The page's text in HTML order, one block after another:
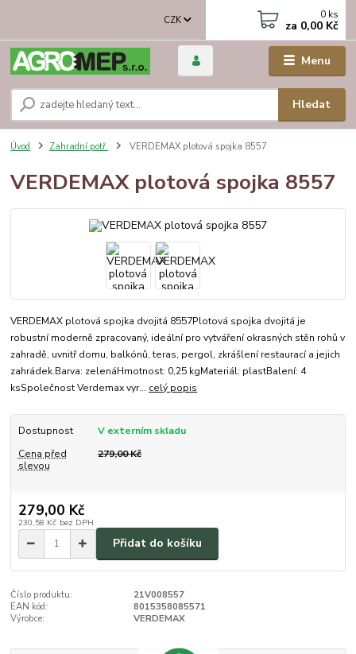
Menu
CZK
Hledat
0 ks
za 0,00 Kč
Úvod Zahradní potř. VERDEMAX plotová spojka 8557
VERDEMAX plotová spojka 8557
VERDEMAX plotová spojka dvojitá 8557Plotová spojka dvojitá je
robustní moderně zpracovaný, ideální pro vytváření okrasných stěn rohů v
zahradě, uvnitř domu, balkónů, teras, pergol, zkrášlení restaurací a jejich
zahrádek.Barva: zelenáHmotnost: 0,25 kgMateriál: plastBalení: 4
ksSpolečnost Verdemax vyr... celý popis
Dostupnost
V externím skladu
Cena před
slevou
279,00 Kč
279,00 Kč
230,58 Kč bez DPH
Přidat do košíku
Číslo produktu:
21V008557
EAN kód:
8015358085571
Výrobce:
VERDEMAX